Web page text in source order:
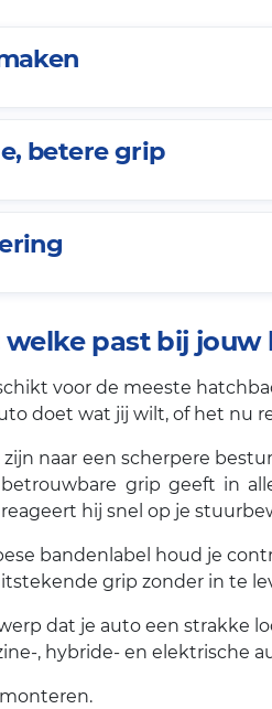
betere grip
welke past bij
voor de meeste
doet wat jij wilt, of het nu
naar een scherpere
grip geeft in
hij snel op je
bandenlabel houd je
grip zonder in te
dat je auto een strakke
, hybride- en elektrische